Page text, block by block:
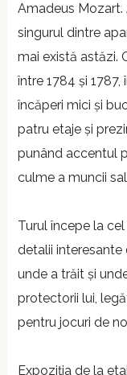
Amadeus
singurul dintre
mai există astăzi.
între 1784 și
încăperi mici și
patru etaje și
punând accentul
culme a muncii
Turul începe la
detalii interesante
unde a trăit și
protectorii lui,
pentru jocuri de
Expoziția de la